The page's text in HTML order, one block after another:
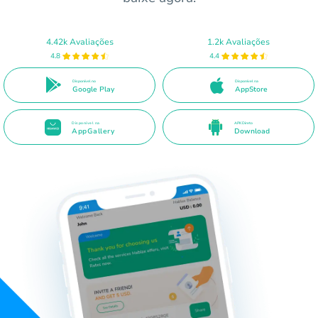
4.42k Avaliações
4.8
Disponível no
Google Play
1.2k Avaliações
4.4
Disponível na
AppStore
Disponível na
AppGallery
APK Direto
Download